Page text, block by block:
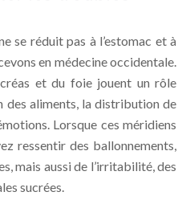
se réduit pas à l’estomac et à
en médecine occidentale.
et du foie jouent un rôle
aliments, la distribution de
Lorsque ces méridiens
ressentir des ballonnements,
mais aussi de l’irritabilité, des
sucrées.